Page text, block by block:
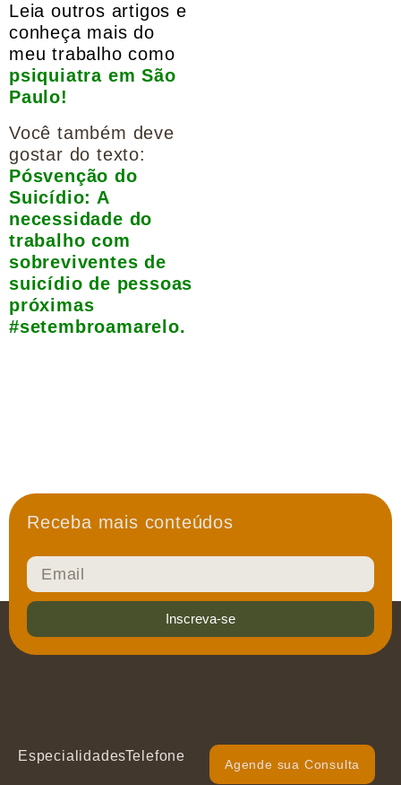
Leia outros artigos e
conheça mais do
meu trabalho como
psiquiatra em São
Paulo!
Você também deve
gostar do texto:
Pósvenção do
Suicídio: A
necessidade do
trabalho com
sobreviventes de
suicídio de pessoas
próximas
#setembroamarelo.
Receba mais conteúdos
Inscreva-se
EspecialidadesTelefone
Agende sua Consulta